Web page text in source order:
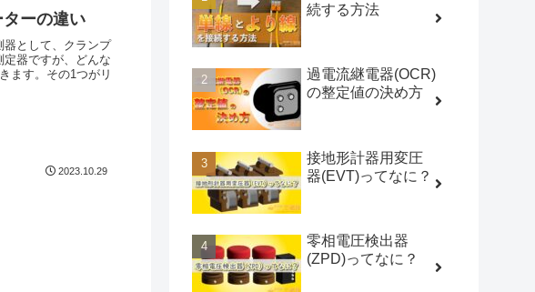
ーの違い
器として、クランプ
定器ですが、どんな
ます。その1つがリ
2023.10.29
続する方法
過電流継電器(OCR)
の整定値の決め方
接地形計器用変圧
器(EVT)ってなに？
零相電圧検出器
(ZPD)ってなに？